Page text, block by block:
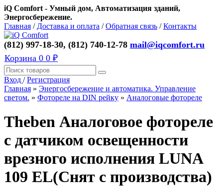
iQ Comfort - Умный дом, Автоматизация зданий,
Энергосбережение.
Главная / Доставка и оплата /Обратная связь /Контакты
(812) 997-18-30, (812) 740-12-78 mail@iqcomfort.ru
Корзина 0 0 ₽
Вход /Регистрация
Главная » Энергосбережение и автоматика. Управление
светом. » Фотореле на DIN рейку » Аналоговые фотореле
Theben Аналоговое фотореле
с датчиком освещенности
врезного исполнения LUNA
109 EL(Снят с производства)